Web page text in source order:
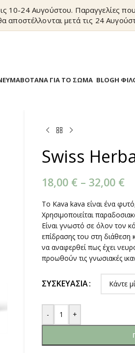
10-24 Αυγούστου. Παραγγελίες
αποστέλλονται μετά τις 24
ΒΟΤΑΝΑ ΓΙΑ ΤΟ ΣΩΜΑ BLOGΗ
Swiss
18,00 € – 32,00 €
Το Kava kava είναι ένα
Χρησιμοποιείται
Είναι γνωστό σε όλον τον
επίδρασης του στη διάθεση
να αναφερθεί πως έχει
προωθούν τις γνωσιακές
ΣΥΣΚΕΥΑΣΊΑ
- +